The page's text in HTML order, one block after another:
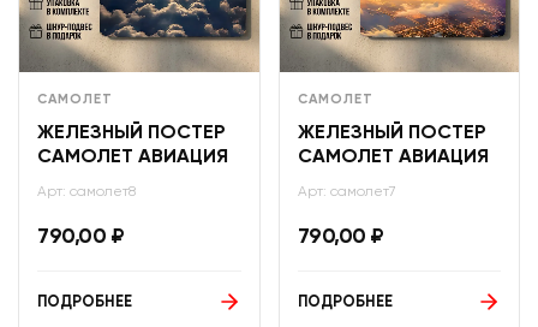
САМОЛЕТ
ЖЕЛЕЗНЫЙ ПОСТЕР
САМОЛЕТ АВИАЦИЯ
Арт: самолет8
790,00 ₽
ПОДРОБНЕЕ
САМОЛЕТ
ЖЕЛЕЗНЫЙ ПОСТЕР
САМОЛЕТ АВИАЦИЯ
Арт: самолет7
790,00 ₽
ПОДРОБНЕЕ